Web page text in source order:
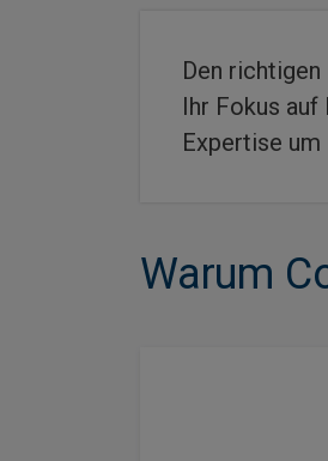
Den
Ihr Fokus
Expertise
Warum